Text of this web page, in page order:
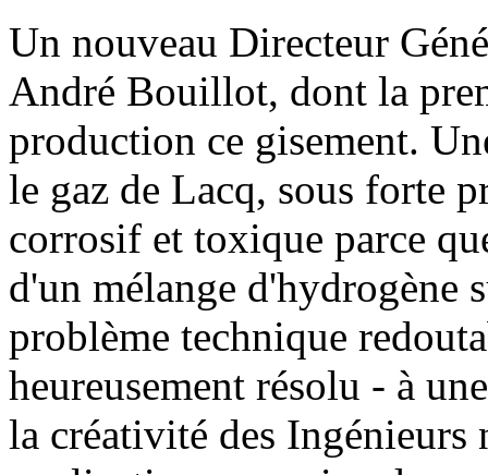
Un nouveau Directeur
André Bouillot, dont la
production ce gisement.
le gaz de Lacq, sous forte
corrosif et toxique parce
d'un mélange d'hydrogène
problème technique
heureusement résolu - à
la créativité des Ingénieurs